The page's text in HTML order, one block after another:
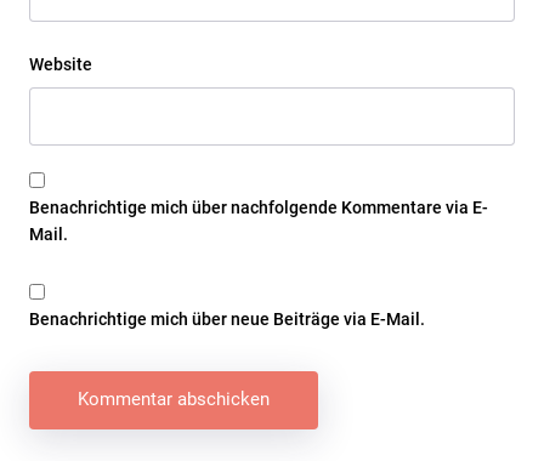
Website
Benachrichtige mich über nachfolgende Kommentare via E-
Mail.
Benachrichtige mich über neue Beiträge via E-Mail.